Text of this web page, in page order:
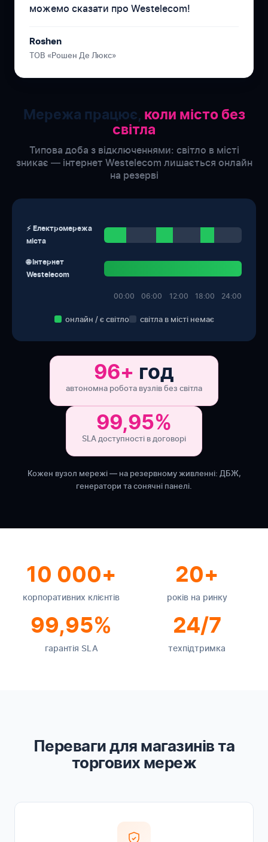
можемо сказати про Westelecom!
Roshen
ТОВ «Рошен Де Люкс»
Мережа працює, коли місто без
світла
Типова доба з відключеннями: світло в місті
зникає — інтернет Westelecom лишається онлайн
на резерві
⚡ Електромережа
міста
🌐 Інтернет
Westelecom
00:00 06:00 12:00 18:00 24:00
онлайн / є світло світла в місті немає
96+ год
автономна робота вузлів без світла
99,95%
SLA доступності в договорі
Кожен вузол мережі — на резервному живленні: ДБЖ,
генератори та сонячні панелі.
10 000+
корпоративних клієнтів
20+
років на ринку
99,95%
гарантія SLA
24/7
техпідтримка
Переваги для магазинів та
торгових мереж